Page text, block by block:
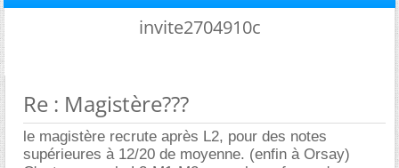
invite2704910c
Re : Magistère???
le magistère recrute après L2, pour des notes
supérieures à 12/20 de moyenne. (enfin à Orsay)